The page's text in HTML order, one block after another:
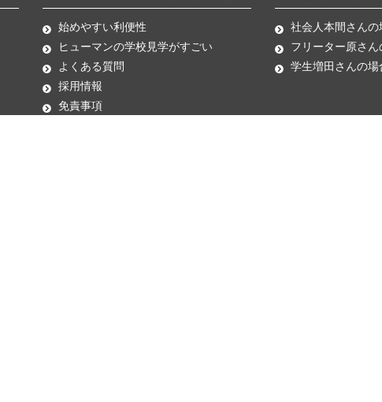
始めやすい利便性
ヒューマンの学校見学がすごい
よくある質問
採用情報
免責事項
社会人本間さんの
フリーター原さん
学生増田さんの場